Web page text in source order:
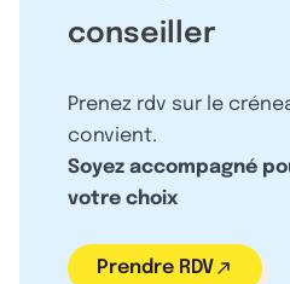
conseiller
Prenez rdv sur le
convient.
Soyez accompagné
votre choix
Prendre RDV